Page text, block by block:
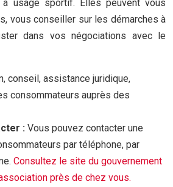
à usage sportif. Elles peuvent vous
vous conseiller sur les démarches à
dans vos négociations avec le
conseil, assistance juridique,
consommateurs auprès des
: Vous pouvez contacter une
par téléphone, par
Consultez le site du gouvernement
près de chez vous.